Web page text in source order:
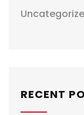
RECENT